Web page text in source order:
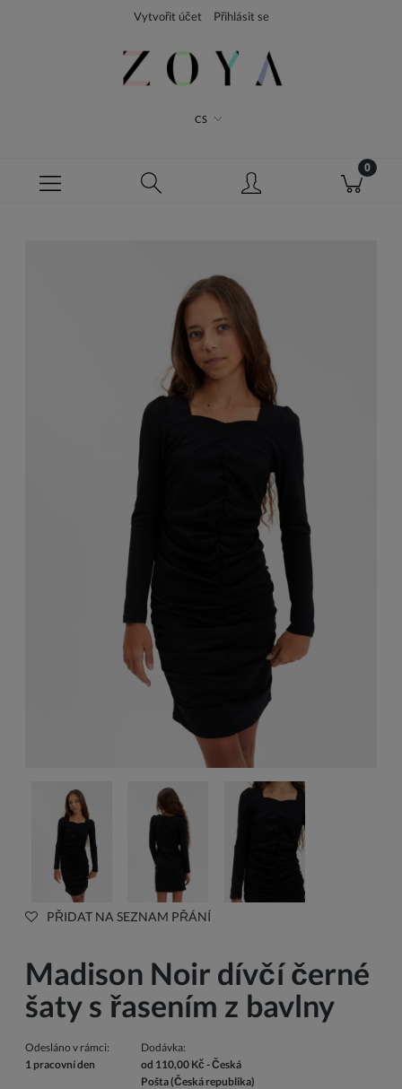
Vytvořit účet Přihlásit se
CS
PŘIDAT NA SEZNAM PŘÁNÍ
Madison Noir dívčí černé
šaty s řasením z bavlny
Odesláno v rámci:
1 pracovní den
Dodávka:
od 110,00 Kč - Česká
Pošta(Česká republika)